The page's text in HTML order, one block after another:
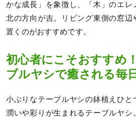
かな成長」を象徴し、「木」のエレ
北の方向が吉。リビング東側の窓辺
置くのがおすすめです。
初心者にこそおすすめ
ブルヤシで癒される毎
小ぶりなテーブルヤシの鉢植えひと
潤いや彩りが生まれるテーブルヤシ